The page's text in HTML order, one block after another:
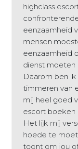
highclass
eenzaamheid
mensen
eenzaamheid
dienst moeten
Daarom ben
timmeren van
mij heel goed
escort boeken
Het lijk mij
hoede te
toont om jou